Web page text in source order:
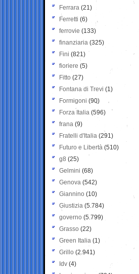
Ferrara (21)
Ferretti (6)
ferrovie (133)
finanziaria (325)
Fini (821)
fioriere (5)
Fitto (27)
Fontana di Trevi (1)
Formigoni (90)
Forza Italia (596)
frana (9)
Fratelli d'Italia (291)
Futuro e Libertà (510)
g8 (25)
Gelmini (68)
Genova (542)
Giannino (10)
Giustizia (5.784)
governo (5.799)
Grasso (22)
Green Italia (1)
Grillo (2.941)
Idv (4)